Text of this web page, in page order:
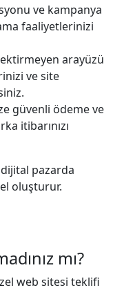
ve kampanya
faaliyetlerinizi
arayüzü
ve site
güvenli ödeme ve
itibarınızı
pazarda
oluşturur.
mı?
web sitesi teklifi